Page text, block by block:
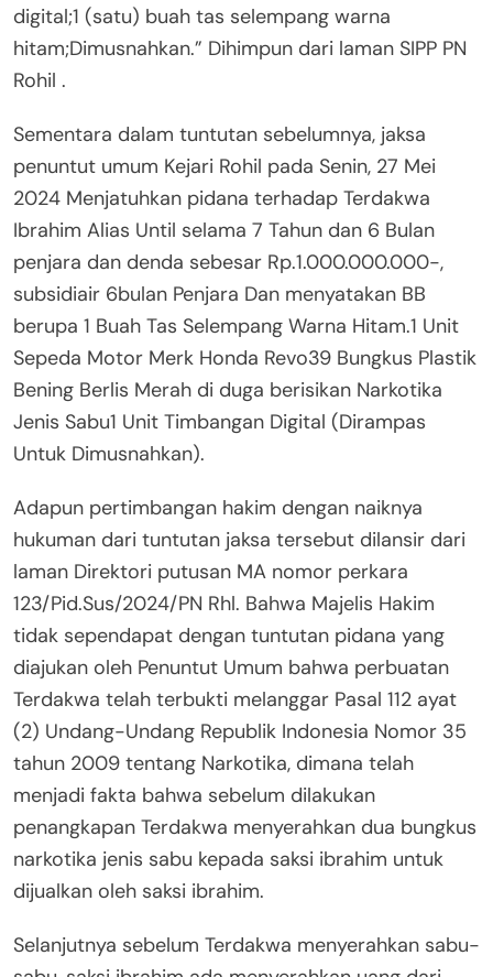
digital;1 (satu) buah tas selempang warna
hitam;Dimusnahkan.” Dihimpun dari laman SIPP PN
Rohil .
Sementara dalam tuntutan sebelumnya, jaksa
penuntut umum Kejari Rohil pada Senin, 27 Mei
2024 Menjatuhkan pidana terhadap Terdakwa
Ibrahim Alias Until selama 7 Tahun dan 6 Bulan
penjara dan denda sebesar Rp.1.000.000.000-,
subsidiair 6bulan Penjara Dan menyatakan BB
berupa 1 Buah Tas Selempang Warna Hitam.1 Unit
Sepeda Motor Merk Honda Revo39 Bungkus Plastik
Bening Berlis Merah di duga berisikan Narkotika
Jenis Sabu1 Unit Timbangan Digital (Dirampas
Untuk Dimusnahkan).
Adapun pertimbangan hakim dengan naiknya
hukuman dari tuntutan jaksa tersebut dilansir dari
laman Direktori putusan MA nomor perkara
123/Pid.Sus/2024/PN Rhl. Bahwa Majelis Hakim
tidak sependapat dengan tuntutan pidana yang
diajukan oleh Penuntut Umum bahwa perbuatan
Terdakwa telah terbukti melanggar Pasal 112 ayat
(2) Undang-Undang Republik Indonesia Nomor 35
tahun 2009 tentang Narkotika, dimana telah
menjadi fakta bahwa sebelum dilakukan
penangkapan Terdakwa menyerahkan dua bungkus
narkotika jenis sabu kepada saksi ibrahim untuk
dijualkan oleh saksi ibrahim.
Selanjutnya sebelum Terdakwa menyerahkan sabu-